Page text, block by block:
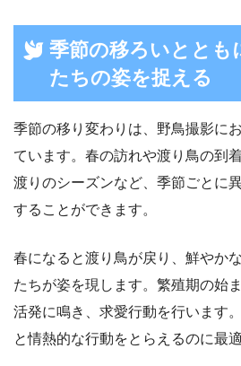
季節の移ろいととも
たちの姿を捉える
季節の移り変わりは、野鳥撮影に
ています。春の訪れや渡り鳥の到
渡りのシーズンなど、季節ごとに
することができます。
春になると渡り鳥が戻り、鮮やか
たちが姿を現します。繁殖期の始
活発に鳴き、求愛行動を行います
と情熱的な行動をとらえるのに最適